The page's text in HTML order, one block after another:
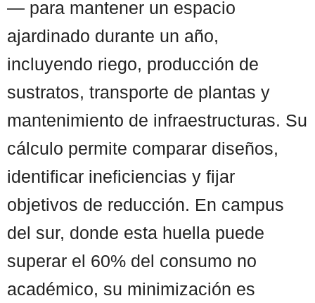
— para mantener un espacio
ajardinado durante un año,
incluyendo riego, producción de
sustratos, transporte de plantas y
mantenimiento de infraestructuras. Su
cálculo permite comparar diseños,
identificar ineficiencias y fijar
objetivos de reducción. En campus
del sur, donde esta huella puede
superar el 60% del consumo no
académico, su minimización es